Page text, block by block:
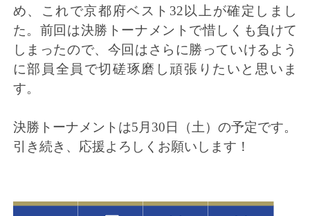
め、これで京都府ベスト32以上が確定しまし
た。前回は決勝トーナメントで惜しくも負けて
しまったので、今回はさらに勝っていけるよう
に部員全員で切磋琢磨し頑張りたいと思いま
す。
決勝トーナメントは5月30日（土）の予定です。
引き続き、応援よろしくお願いします！